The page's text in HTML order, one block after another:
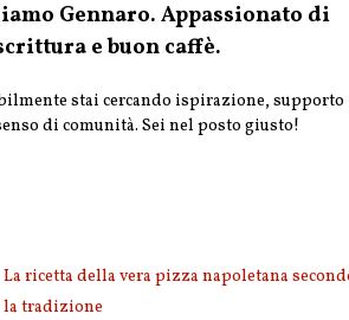
Gennaro. Appassionato di
e buon caffè.
stai cercando ispirazione, supporto
di comunità. Sei nel posto giusto!
La ricetta della vera pizza napoletana
la tradizione